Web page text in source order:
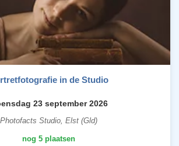
in de Studio
23 september 2026
Photofacts Studio, Elst (Gld)
nog 5 plaatsen